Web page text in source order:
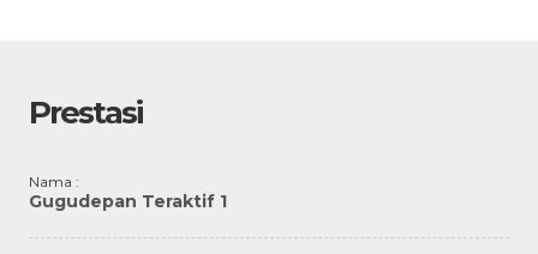
Prestasi
Nama :
Gugudepan Teraktif 1